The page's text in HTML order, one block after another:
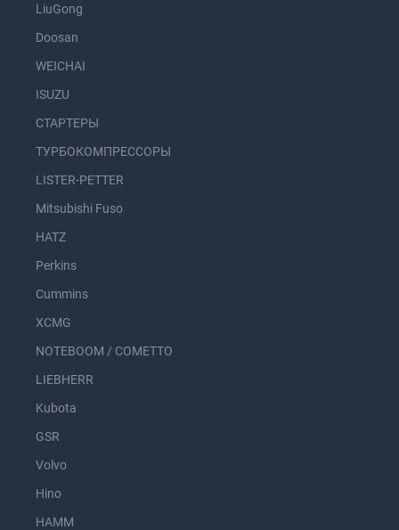
LiuGong
Doosan
WEICHAI
ISUZU
СТАРТЕРЫ
ТУРБОКОМПРЕССОРЫ
LISTER-PETTER
Mitsubishi Fuso
HATZ
Perkins
Cummins
XCMG
NOTEBOOM / COMETTO
LIEBHERR
Kubota
GSR
Volvo
Hino
HAMM